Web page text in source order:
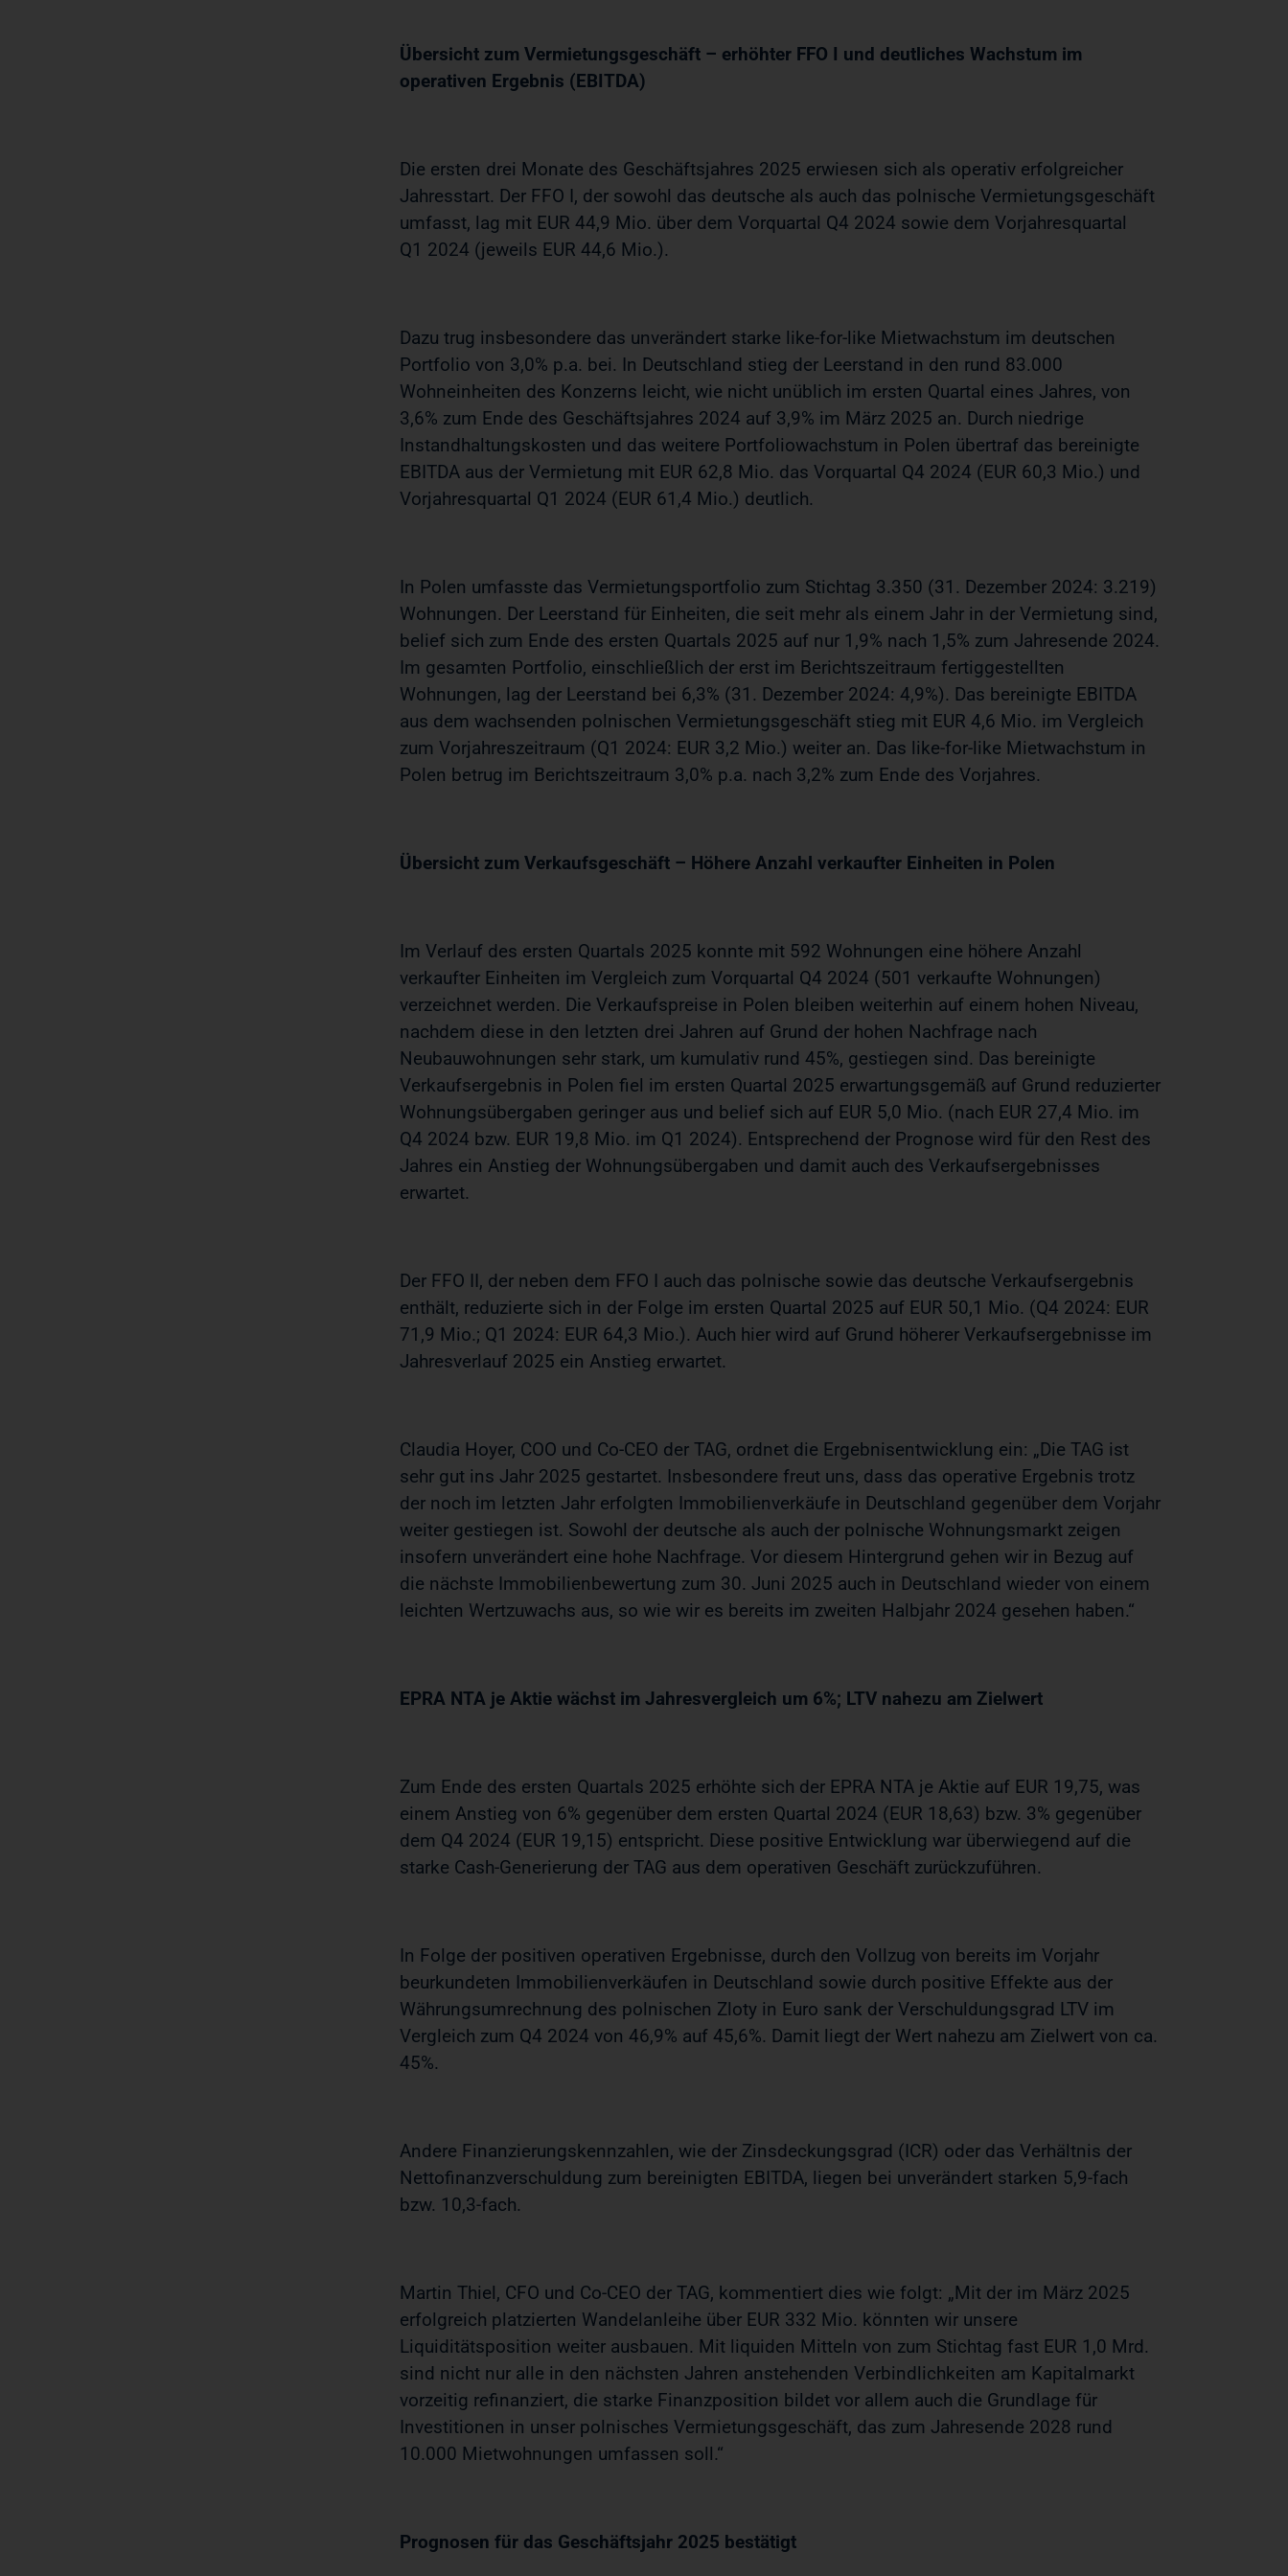
Übersicht zum Vermietungsgeschäft – erhöhter FFO I und deutliches Wachstum im
operativen Ergebnis (EBITDA)
Die ersten drei Monate des Geschäftsjahres 2025 erwiesen sich als operativ erfolgreicher
Jahresstart. Der FFO I, der sowohl das deutsche als auch das polnische Vermietungsgeschäft
umfasst, lag mit EUR 44,9 Mio. über dem Vorquartal Q4 2024 sowie dem Vorjahresquartal
Q1 2024 (jeweils EUR 44,6 Mio.).
Dazu trug insbesondere das unverändert starke like-for-like Mietwachstum im deutschen
Portfolio von 3,0% p.a. bei. In Deutschland stieg der Leerstand in den rund 83.000
Wohneinheiten des Konzerns leicht, wie nicht unüblich im ersten Quartal eines Jahres, von
3,6% zum Ende des Geschäftsjahres 2024 auf 3,9% im März 2025 an. Durch niedrige
Instandhaltungskosten und das weitere Portfoliowachstum in Polen übertraf das bereinigte
EBITDA aus der Vermietung mit EUR 62,8 Mio. das Vorquartal Q4 2024 (EUR 60,3 Mio.) und
Vorjahresquartal Q1 2024 (EUR 61,4 Mio.) deutlich.
In Polen umfasste das Vermietungsportfolio zum Stichtag 3.350 (31. Dezember 2024: 3.219)
Wohnungen. Der Leerstand für Einheiten, die seit mehr als einem Jahr in der Vermietung sind,
belief sich zum Ende des ersten Quartals 2025 auf nur 1,9% nach 1,5% zum Jahresende 2024.
Im gesamten Portfolio, einschließlich der erst im Berichtszeitraum fertiggestellten
Wohnungen, lag der Leerstand bei 6,3% (31. Dezember 2024: 4,9%). Das bereinigte EBITDA
aus dem wachsenden polnischen Vermietungsgeschäft stieg mit EUR 4,6 Mio. im Vergleich
zum Vorjahreszeitraum (Q1 2024: EUR 3,2 Mio.) weiter an. Das like-for-like Mietwachstum in
Polen betrug im Berichtszeitraum 3,0% p.a. nach 3,2% zum Ende des Vorjahres.
Übersicht zum Verkaufsgeschäft – Höhere Anzahl verkaufter Einheiten in Polen
Im Verlauf des ersten Quartals 2025 konnte mit 592 Wohnungen eine höhere Anzahl
verkaufter Einheiten im Vergleich zum Vorquartal Q4 2024 (501 verkaufte Wohnungen)
verzeichnet werden. Die Verkaufspreise in Polen bleiben weiterhin auf einem hohen Niveau,
nachdem diese in den letzten drei Jahren auf Grund der hohen Nachfrage nach
Neubauwohnungen sehr stark, um kumulativ rund 45%, gestiegen sind. Das bereinigte
Verkaufsergebnis in Polen fiel im ersten Quartal 2025 erwartungsgemäß auf Grund reduzierter
Wohnungsübergaben geringer aus und belief sich auf EUR 5,0 Mio. (nach EUR 27,4 Mio. im
Q4 2024 bzw. EUR 19,8 Mio. im Q1 2024). Entsprechend der Prognose wird für den Rest des
Jahres ein Anstieg der Wohnungsübergaben und damit auch des Verkaufsergebnisses
erwartet.
Der FFO II, der neben dem FFO I auch das polnische sowie das deutsche Verkaufsergebnis
enthält, reduzierte sich in der Folge im ersten Quartal 2025 auf EUR 50,1 Mio. (Q4 2024: EUR
71,9 Mio.; Q1 2024: EUR 64,3 Mio.). Auch hier wird auf Grund höherer Verkaufsergebnisse im
Jahresverlauf 2025 ein Anstieg erwartet.
Claudia Hoyer, COO und Co-CEO der TAG, ordnet die Ergebnisentwicklung ein: „Die TAG ist
sehr gut ins Jahr 2025 gestartet. Insbesondere freut uns, dass das operative Ergebnis trotz
der noch im letzten Jahr erfolgten Immobilienverkäufe in Deutschland gegenüber dem Vorjahr
weiter gestiegen ist. Sowohl der deutsche als auch der polnische Wohnungsmarkt zeigen
insofern unverändert eine hohe Nachfrage. Vor diesem Hintergrund gehen wir in Bezug auf
die nächste Immobilienbewertung zum 30. Juni 2025 auch in Deutschland wieder von einem
leichten Wertzuwachs aus, so wie wir es bereits im zweiten Halbjahr 2024 gesehen haben.“
EPRA NTA je Aktie wächst im Jahresvergleich um 6%; LTV nahezu am Zielwert
Zum Ende des ersten Quartals 2025 erhöhte sich der EPRA NTA je Aktie auf EUR 19,75, was
einem Anstieg von 6% gegenüber dem ersten Quartal 2024 (EUR 18,63) bzw. 3% gegenüber
dem Q4 2024 (EUR 19,15) entspricht. Diese positive Entwicklung war überwiegend auf die
starke Cash-Generierung der TAG aus dem operativen Geschäft zurückzuführen.
In Folge der positiven operativen Ergebnisse, durch den Vollzug von bereits im Vorjahr
beurkundeten Immobilienverkäufen in Deutschland sowie durch positive Effekte aus der
Währungsumrechnung des polnischen Zloty in Euro sank der Verschuldungsgrad LTV im
Vergleich zum Q4 2024 von 46,9% auf 45,6%. Damit liegt der Wert nahezu am Zielwert von ca.
45%.
Andere Finanzierungskennzahlen, wie der Zinsdeckungsgrad (ICR) oder das Verhältnis der
Nettofinanzverschuldung zum bereinigten EBITDA, liegen bei unverändert starken 5,9-fach
bzw. 10,3-fach.
Martin Thiel, CFO und Co-CEO der TAG, kommentiert dies wie folgt: „Mit der im März 2025
erfolgreich platzierten Wandelanleihe über EUR 332 Mio. könnten wir unsere
Liquiditätsposition weiter ausbauen. Mit liquiden Mitteln von zum Stichtag fast EUR 1,0 Mrd.
sind nicht nur alle in den nächsten Jahren anstehenden Verbindlichkeiten am Kapitalmarkt
vorzeitig refinanziert, die starke Finanzposition bildet vor allem auch die Grundlage für
Investitionen in unser polnisches Vermietungsgeschäft, das zum Jahresende 2028 rund
10.000 Mietwohnungen umfassen soll.“
Prognosen für das Geschäftsjahr 2025 bestätigt